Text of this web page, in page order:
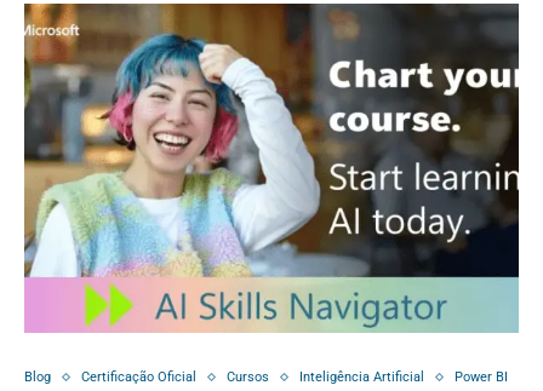
Blog Certificação Oficial Cursos Inteligência Artificial Power BI